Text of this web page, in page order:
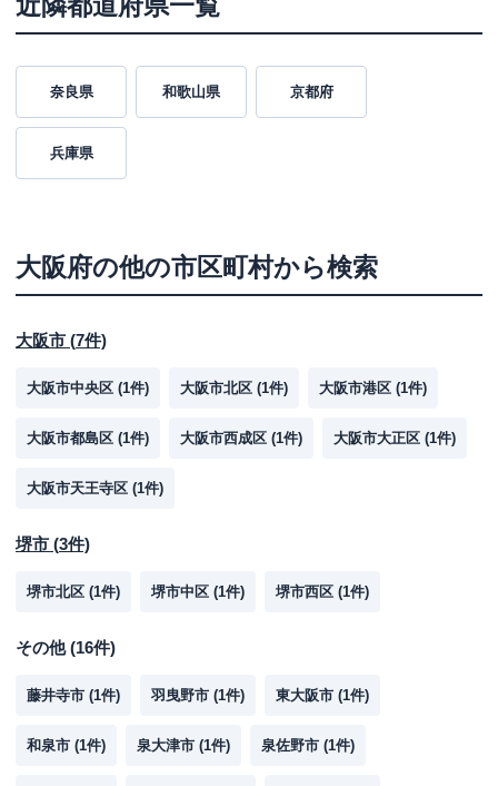
奈良県 和歌山県 京都府
兵庫県
大阪府の他の市区町村から検索
大阪市 (7件)
大阪市中央区 (1件) 大阪市北区 (1件) 大阪市港区 (1件)
大阪市都島区 (1件) 大阪市西成区 (1件) 大阪市大正区 (1件)
大阪市天王寺区 (1件)
堺市 (3件)
堺市北区 (1件) 堺市中区 (1件) 堺市西区 (1件)
その他(16件)
藤井寺市 (1件) 羽曳野市 (1件) 東大阪市 (1件)
和泉市 (1件) 泉大津市 (1件) 泉佐野市 (1件)